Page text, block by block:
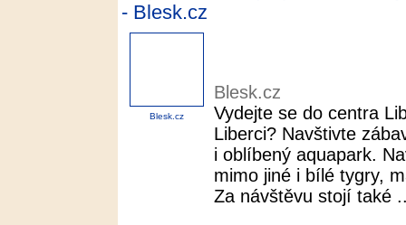
- Blesk.cz
Blesk.cz
Blesk.cz
Vydejte se do centra
Liberci? Navštivte
i oblíbený aquapark.
mimo jiné i bílé tygry,
Za návštěvu stojí také